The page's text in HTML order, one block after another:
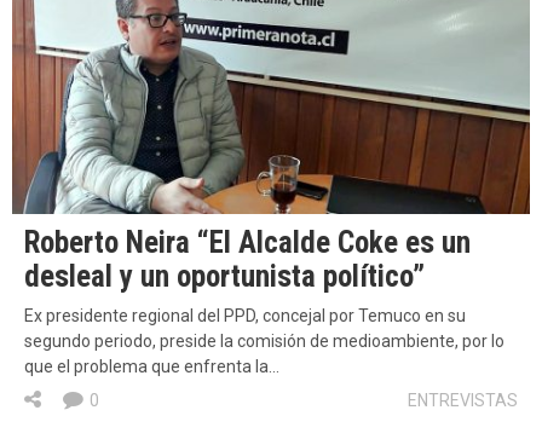
Roberto Neira “El Alcalde Coke es un
desleal y un oportunista político”
Ex presidente regional del PPD, concejal por Temuco en su
segundo periodo, preside la comisión de medioambiente, por lo
que el problema que enfrenta la…
ENTREVISTAS
0